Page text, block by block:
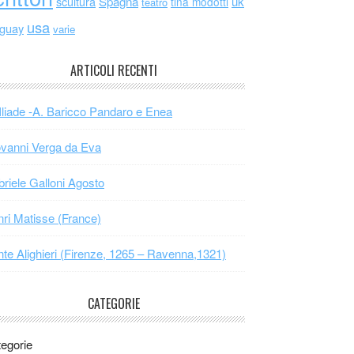
usa varie
ARTICOLI RECENTI
-A. Baricco Pandaro e Enea
Verga da Eva
Galloni Agosto
Matisse (France)
Alighieri (Firenze, 1265 – Ravenna,1321)
CATEGORIE